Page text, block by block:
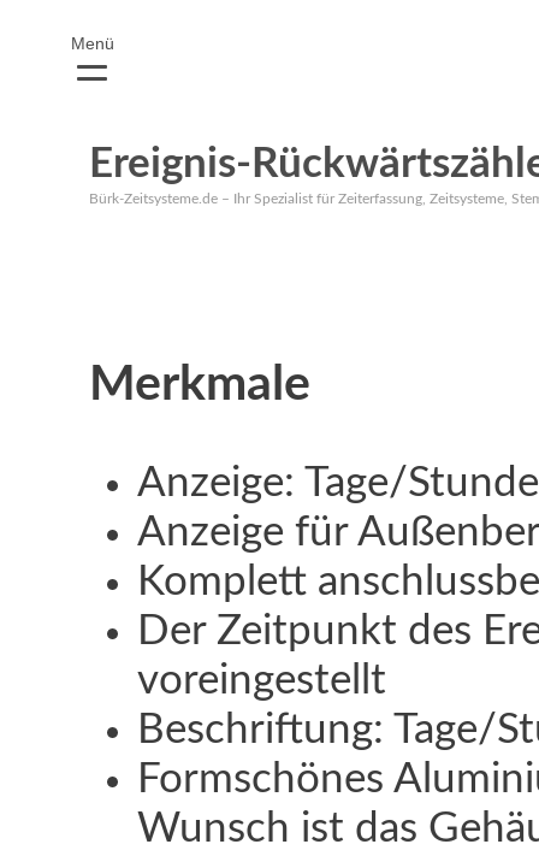
Ereignis-
Bürk-Zeitsysteme.de – Ihr Spezialist für Zeiterfassung, Zeitsysteme,
Merkmale
Anzeige: Tage/
Anzeige für
Komplett
Der Zeitpunkt des
voreingestellt
Beschriftung: Tage/
Formschönes
Wunsch ist das
Menü